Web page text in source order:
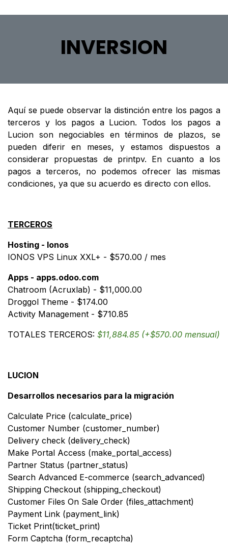
INVERSION
Aquí se puede observar la distinción entre los pagos a
terceros y los pagos a Lucion. Todos los pagos a
Lucion son negociables en términos de plazos, se
pueden diferir en meses, y estamos dispuestos a
considerar propuestas de printpv. En cuanto a los
pagos a terceros, no podemos ofrecer las mismas
condiciones, ya que su acuerdo es directo con ellos.
TERCEROS
Hosting - Ionos
IONOS VPS Linux XXL+ - $570.00 / mes
Apps - apps.odoo.com
Chatroom (Acruxlab) - $11,000.00
Droggol Theme - $174.00
Activity Management - $710.85
TOTALES TERCEROS: $11,884.85 (+$570.00 mensual)
LUCION
Desarrollos necesarios para la migración
Calculate Price (calculate_price)
Customer Number (customer_number)
Delivery check (delivery_check)
Make Portal Access (make_portal_access)
Partner Status (partner_status)
Search Advanced E-commerce (search_advanced)
Shipping Checkout (shipping_checkout)
Customer Files On Sale Order (files_attachment)
Payment Link (payment_link)
Ticket Print(ticket_print)
Form Captcha (form_recaptcha)